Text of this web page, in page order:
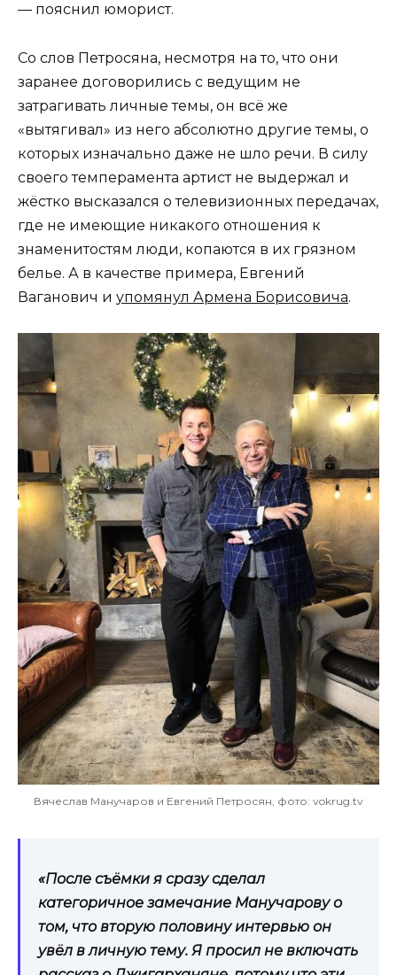
— пояснил юморист.
Со слов Петросяна, несмотря на то, что они
заранее договорились с ведущим не
затрагивать личные темы, он всё же
«вытягивал» из него абсолютно другие темы, о
которых изначально даже не шло речи. В силу
своего темперамента артист не выдержал и
жёстко высказался о телевизионных передачах,
где не имеющие никакого отношения к
знаменитостям люди, копаются в их грязном
белье. А в качестве примера, Евгений
Ваганович и упомянул Армена Борисовича.
Вячеслав Манучаров и Евгений Петросян, фото: vokrug.tv
«После съёмки я сразу сделал
категоричное замечание Манучарову о
том, что вторую половину интервью он
увёл в личную тему. Я просил не включать